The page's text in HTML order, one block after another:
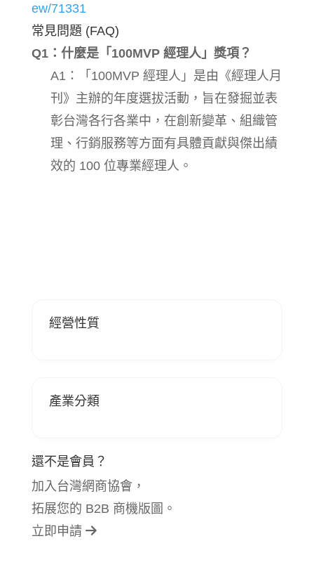
ew/71331
常見問題 (FAQ)
Q1：什麼是「100MVP 經理人」獎項？
A1：「100MVP 經理人」是由《經理人月
刊》主辦的年度選拔活動，旨在發掘並表
彰台灣各行各業中，在創新變革、組織管
理、行銷服務等方面有具體貢獻與傑出績
效的 100 位專業經理人。
經營性質
產業分類
還不是會員？
加入台灣網商協會，
拓展您的 B2B 商機版圖。
立即申請